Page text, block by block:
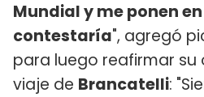
Mundial y me ponen
contestaría", agregó
para luego reafirmar su
viaje de Brancatelli: